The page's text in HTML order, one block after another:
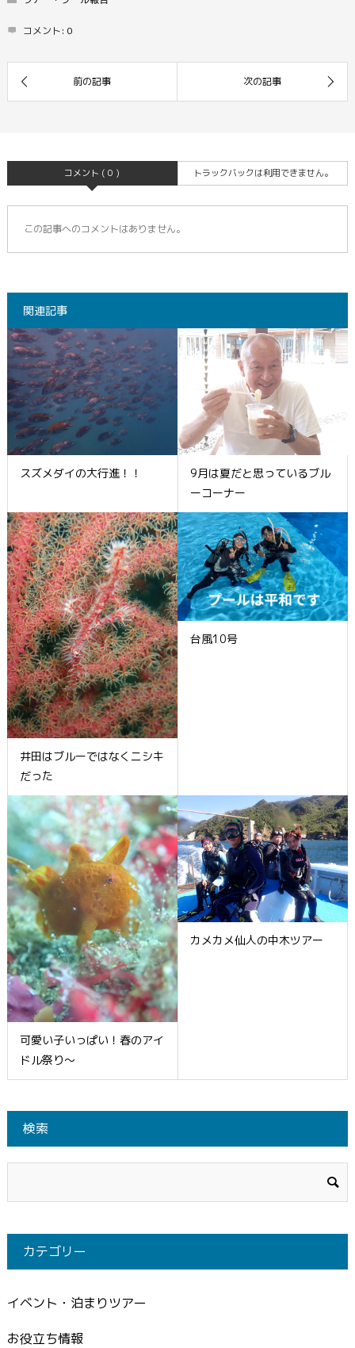
コメント: 0
コメント ( 0 ) トラックバックは利用できません。
この記事へのコメントはありません。
関連記事
スズメダイの大行進！！
9月は夏だと思っているブル
ーコーナー
井田はブルーではなくニシキ
だった
台風10号
可愛い子いっぱい！春のアイ
ドル祭り～
カメカメ仙人の中木ツアー
検索
カテゴリー
イベント・泊まりツアー
お役立ち情報